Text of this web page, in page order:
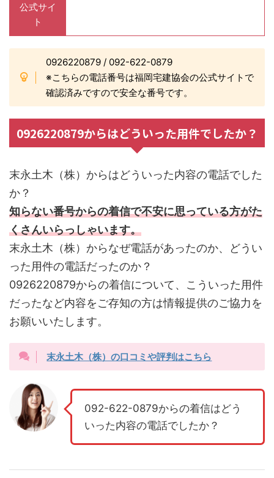
公式サイ
ト
0926220879 / 092-622-0879
※こちらの電話番号は福岡宅建協会の公式サイトで
確認済みですので安全な番号です。
0926220879からはどういった用件でしたか？
末永土木（株）からはどういった内容の電話でした
か？
知らない番号からの着信で不安に思っている方がた
くさんいらっしゃいます。
末永土木（株）からなぜ電話があったのか、どうい
った用件の電話だったのか？
0926220879からの着信について、こういった用件
だったなど内容をご存知の方は情報提供のご協力を
お願いいたします。
末永土木（株）の口コミや評判はこちら
092-622-0879からの着信はどう
いった内容の電話でしたか？